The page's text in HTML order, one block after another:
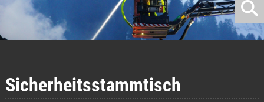
Sicherheitsstammtisch